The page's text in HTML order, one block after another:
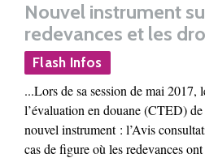
Nouvel instrument
redevances et les
Flash Infos
...Lors de sa session de mai 2017,
l’évaluation en douane (CTED)
nouvel instrument : l’Avis
cas de figure où les redevances